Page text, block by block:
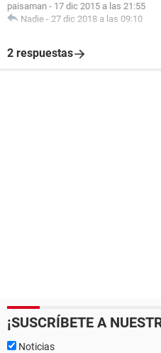
paisaman - 17 dic 2015 a las 21:55
Nadie - 27 dic 2018 a las 09:10
2 respuestas
¡SUSCRÍBETE A
Noticias